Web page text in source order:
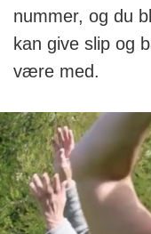
nummer, og du
kan give slip og
være med.